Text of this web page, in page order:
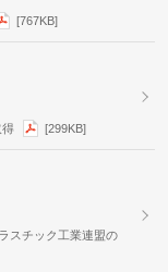
[767KB]
[299KB]
スチック工業連盟の